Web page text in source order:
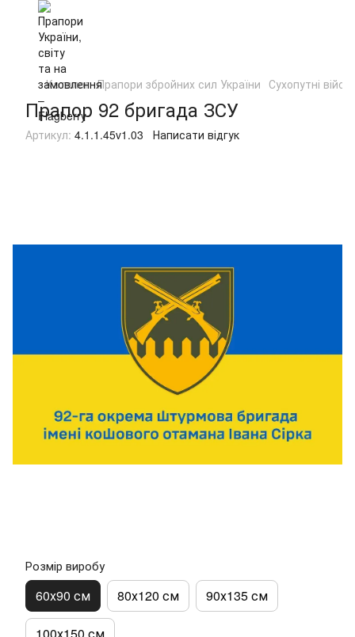
Каталог Прапори збройних сил України Сухопутні
Прапор 92 бригада ЗСУ
Артикул: 4.1.1.45v1.03 Написати відгук
Розмір виробу
60х90 см 80х120 см 90х135 см